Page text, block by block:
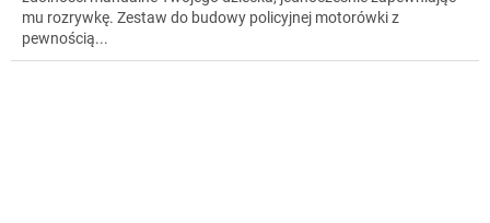
mu rozrywkę. Zestaw do budowy policyjnej motorówki z
pewnością...